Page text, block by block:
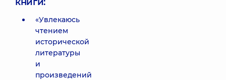
«Увлекаюсь
чтением
исторической
литературы
и
произведений